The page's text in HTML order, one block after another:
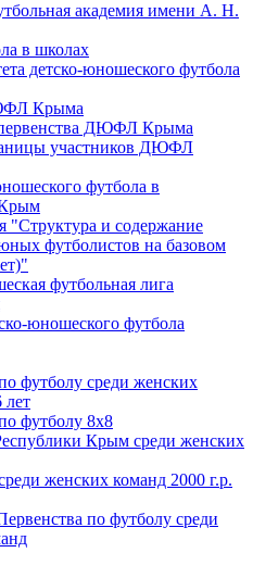
академия имени А. Н.
в школах
детско-юношеского футбола
Крыма
ДЮФЛ Крыма
участников ДЮФЛ
футбола в
"Структура и содержание
футболистов на базовом
футбольная лига
юношеского футбола
футболу среди женских
лет
футболу 8х8
Крым среди женских
женских команд 2000 г.р.
по футболу среди